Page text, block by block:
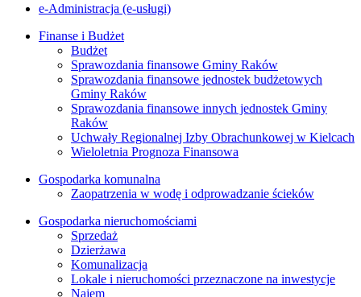
e-Administracja (e-usługi)
Finanse i Budżet
Budżet
Sprawozdania finansowe Gminy Raków
Sprawozdania finansowe jednostek budżetowych
Gminy Raków
Sprawozdania finansowe innych jednostek Gminy
Raków
Uchwały Regionalnej Izby Obrachunkowej w Kielcach
Wieloletnia Prognoza Finansowa
Gospodarka komunalna
Zaopatrzenia w wodę i odprowadzanie ścieków
Gospodarka nieruchomościami
Sprzedaż
Dzierżawa
Komunalizacja
Lokale i nieruchomości przeznaczone na inwestycje
Najem